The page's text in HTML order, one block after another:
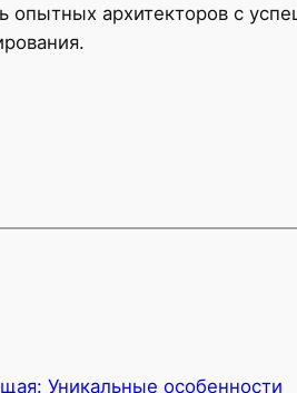
опытных архитекторов с
Уникальные особенности